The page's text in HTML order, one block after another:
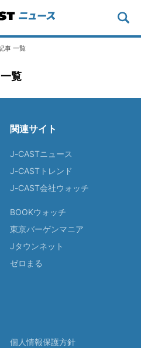
事 一覧
覧
関連サイト
J-CASTニュース
J-CASTトレンド
J-CAST会社ウォッチ
BOOKウォッチ
東京バーゲンマニア
Jタウンネット
ゼロまる
個人情報保護方針